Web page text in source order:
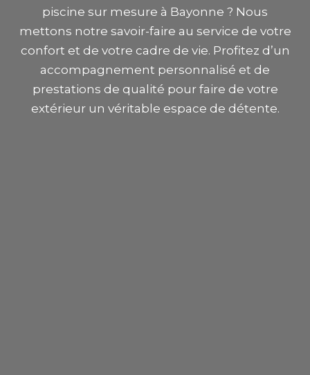
piscine sur mesure à Bayonne ? Nous
mettons notre savoir-faire au service de votre
confort et de votre cadre de vie. Profitez d’un
accompagnement personnalisé et de
prestations de qualité pour faire de votre
extérieur un véritable espace de détente.